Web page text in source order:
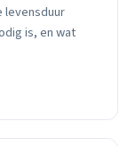
levensduur
is, en wat